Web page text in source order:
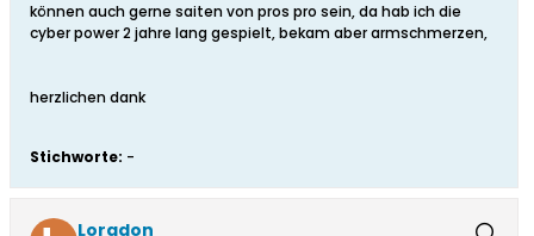
können auch gerne saiten von pros pro sein, da hab ich die
cyber power 2 jahre lang gespielt, bekam aber armschmerzen,
herzlichen dank
Stichworte: -
Loradon